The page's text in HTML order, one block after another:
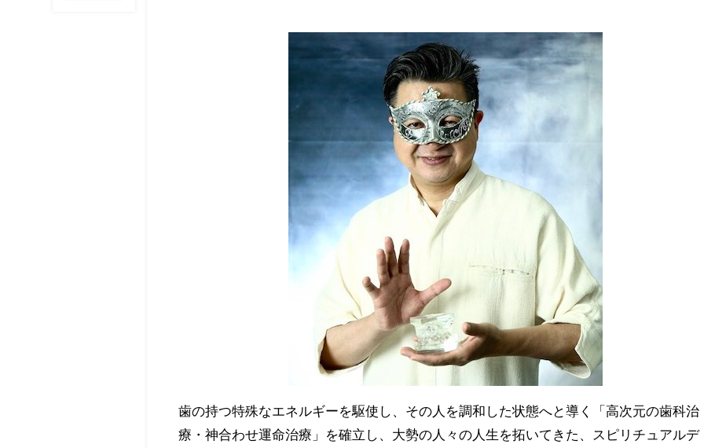
歯の持つ特殊なエネルギーを駆使し、その人を調和した状態へと導く「高次元の歯科治
療・神合わせ運命治療」を確立し、大勢の人々の人生を拓いてきた、スピリチュアルデ